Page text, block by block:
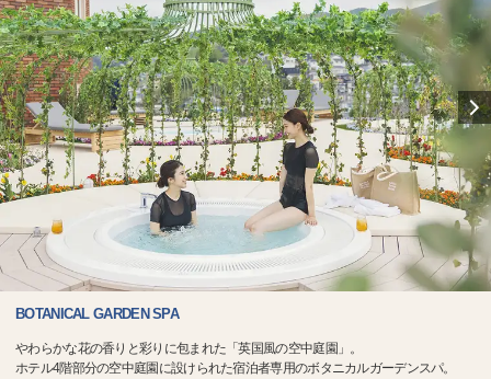
BOTANICAL GARDEN SPA
やわらかな花の香りと彩りに包まれた「英国風の空中庭園」。
ホテル4階部分の空中庭園に設けられた宿泊者専用のボタニカルガーデンスパ。